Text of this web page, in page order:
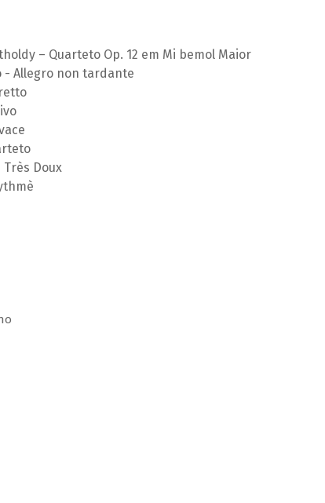
– Quarteto Op. 12 em Mi bemol Maior
- Allegro non tardante
Doux